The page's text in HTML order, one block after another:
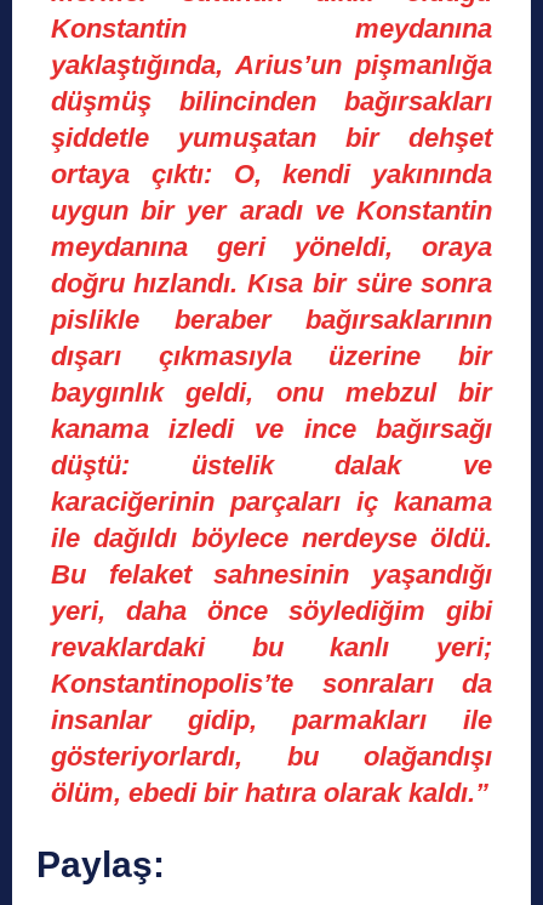
Konstantin meydanına
yaklaştığında, Arius’un pişmanlığa
düşmüş bilincinden bağırsakları
şiddetle yumuşatan bir dehşet
ortaya çıktı: O, kendi yakınında
uygun bir yer aradı ve Konstantin
meydanına geri yöneldi, oraya
doğru hızlandı. Kısa bir süre sonra
pislikle beraber bağırsaklarının
dışarı çıkmasıyla üzerine bir
baygınlık geldi, onu mebzul bir
kanama izledi ve ince bağırsağı
düştü: üstelik dalak ve
karaciğerinin parçaları iç kanama
ile dağıldı böylece nerdeyse öldü.
Bu felaket sahnesinin yaşandığı
yeri, daha önce söylediğim gibi
revaklardaki bu kanlı yeri;
Konstantinopolis’te sonraları da
insanlar gidip, parmakları ile
gösteriyorlardı, bu olağandışı
ölüm, ebedi bir hatıra olarak kaldı.”
Paylaş: